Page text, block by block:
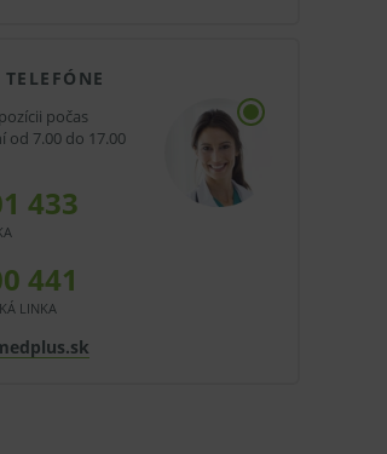
počas
od 7.00 do 17.00
433
441
LINKA